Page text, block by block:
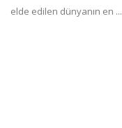
elde edilen dünyanın en ...